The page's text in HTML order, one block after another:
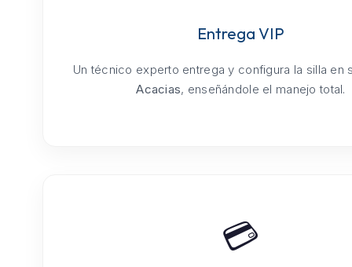
Entrega VIP
Un técnico experto entrega y configura la silla en
Acacias, enseñándole el manejo total.
💳